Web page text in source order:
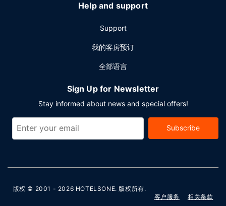
Help and support
Support
我的客房预订
全部语言
Sign Up for Newsletter
Stay informed about news and special offers!
Subscribe
版权 © 2001 - 2026 HOTELSONE. 版权所有.
客户服务
相关条款